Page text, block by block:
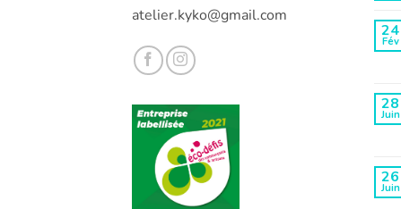
atelier.kyko@gmail.com
24
Fév
28
Juin
26
Juin